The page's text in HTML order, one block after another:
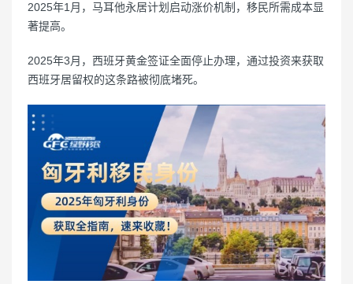
2025年1月，马耳他永居计划启动涨价机制，移民所需成本显
著提高。
2025年3月，西班牙黄金签证全面停止办理，通过投资来获取
西班牙居留权的这条路被彻底堵死。